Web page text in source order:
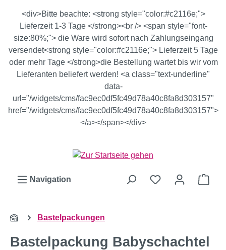
Zum Hauptinhalt springen
<div>Bitte beachte: <strong style="color:#c2116e;">
Lieferzeit 1-3 Tage </strong><br /> <span style="font-
size:80%;"> die Ware wird sofort nach Zahlungseingang
versendet<strong style="color:#c2116e;"> Lieferzeit 5 Tage
oder mehr Tage </strong>die Bestellung wartet bis wir vom
Lieferanten beliefert werden! <a class="text-underline"
data-
url="/widgets/cms/fac9ec0df5fc49d78a40c8fa8d303157"
href="/widgets/cms/fac9ec0df5fc49d78a40c8fa8d303157">
</a></span></div>
Navigation
Bastelpackungen
Bastelpackung Babyschachtel